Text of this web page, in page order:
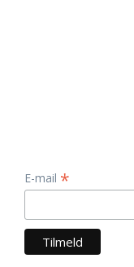
E-mail *